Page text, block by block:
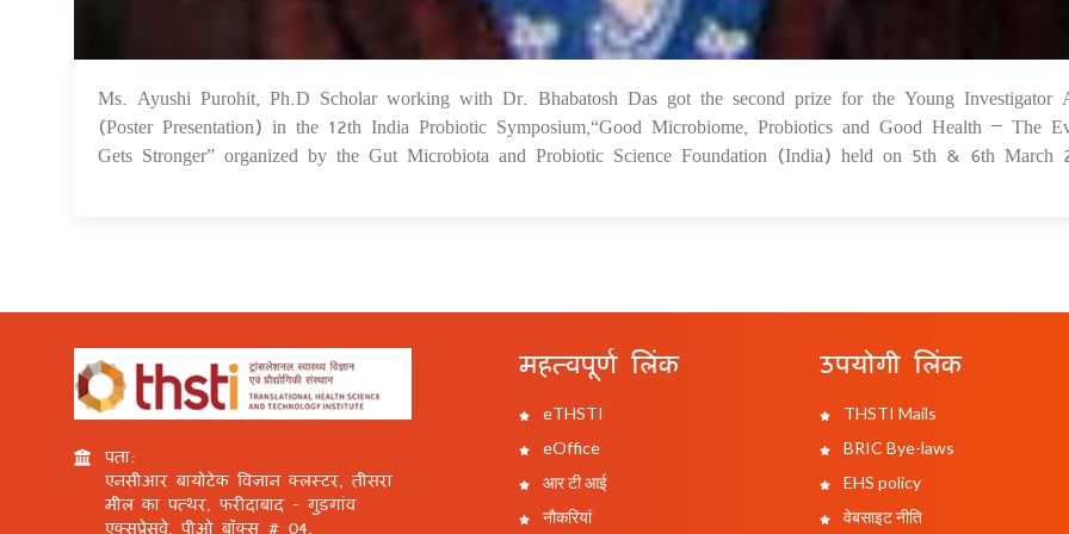
10
Ms. Ayushi Purohit, Ph.D Scholar working with Dr. Bhabatosh Das got the second prize for the Young Investigator
(Poster Presentation) in the 12th India Probiotic Symposium,“Good Microbiome, Probiotics and Good Health – The
Gets Stronger” organized by the Gut Microbiota and Probiotic Science Foundation (India) held on 5th & 6th March
पता:
एनसीआर बायोटेक विज्ञान क्लस्टर, तीसरा
मील का पत्थर, फरीदाबाद - गुड़गांव
एक्सप्रेसवे, पीओ बॉक्स # 04,
महत्वपूर्ण लिंक
eTHSTI
eOffice
आर टी आई
नौकरियां
उपयोगी लिंक
THSTI Mails
BRIC Bye-laws
EHS policy
वेबसाइट नीति